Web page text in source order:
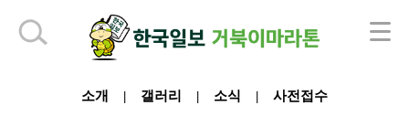
소개 갤러리 소식 사전접수
하단 영역